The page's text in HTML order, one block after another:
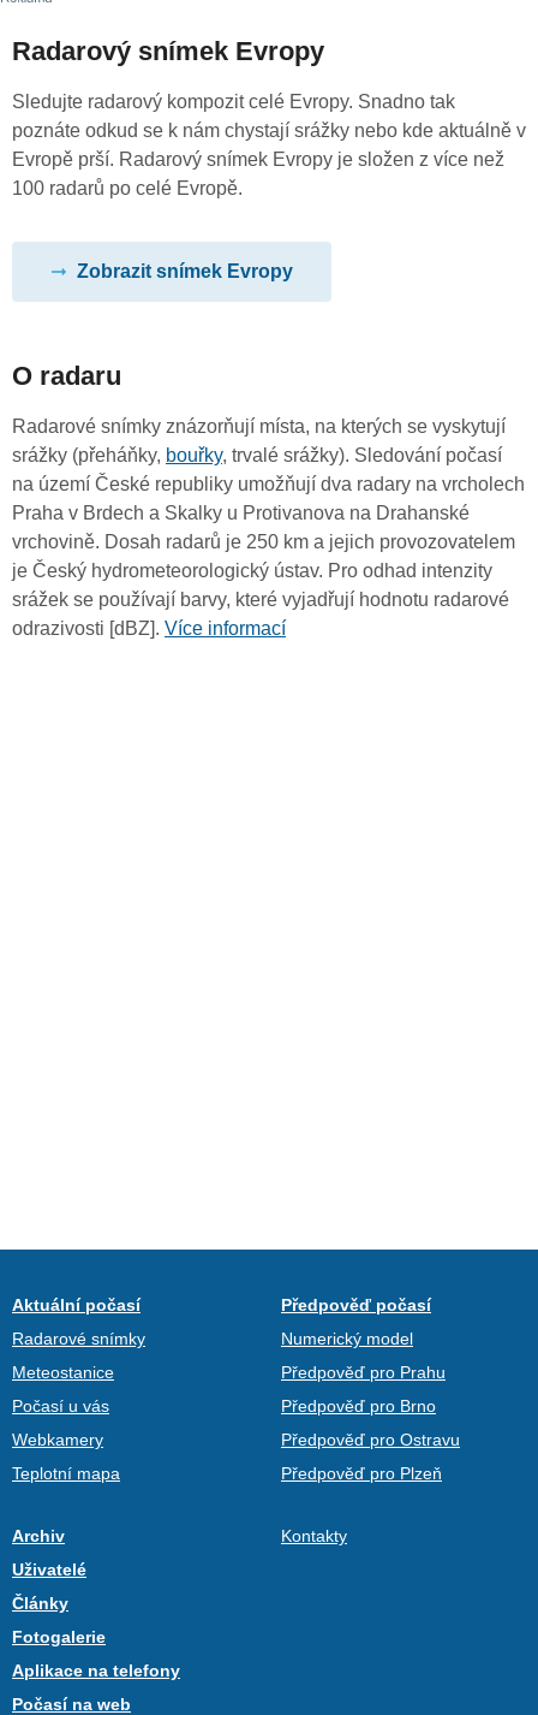
Radarový snímek Evropy
Sledujte radarový kompozit celé Evropy. Snadno tak
poznáte odkud se k nám chystají srážky nebo kde aktuálně v
Evropě prší. Radarový snímek Evropy je složen z více než
100 radarů po celé Evropě.
Zobrazit snímek Evropy
O radaru
Radarové snímky znázorňují místa, na kterých se vyskytují
srážky (přeháňky, bouřky, trvalé srážky). Sledování počasí
na území České republiky umožňují dva radary na vrcholech
Praha v Brdech a Skalky u Protivanova na Drahanské
vrchovině. Dosah radarů je 250 km a jejich provozovatelem
je Český hydrometeorologický ústav. Pro odhad intenzity
srážek se používají barvy, které vyjadřují hodnotu radarové
odrazivosti [dBZ]. Více informací
Aktuální počasí
Radarové snímky
Meteostanice
Počasí u vás
Webkamery
Teplotní mapa
Předpověď počasí
Numerický model
Předpověď pro Prahu
Předpověď pro Brno
Předpověď pro Ostravu
Předpověď pro Plzeň
Archiv
Uživatelé
Články
Fotogalerie
Aplikace na telefony
Počasí na web
Kontakty